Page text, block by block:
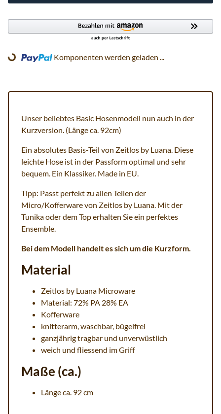
Loading... Komponenten werden geladen ...
Unser beliebtes Basic Hosenmodell nun auch in der
Kurzversion. (Länge ca. 92cm)
Ein absolutes Basis-Teil von Zeitlos by Luana. Diese
leichte Hose ist in der Passform optimal und sehr
bequem. Ein Klassiker. Made in EU.
Tipp: Passt perfekt zu allen Teilen der
Micro/Kofferware von Zeitlos by Luana. Mit der
Tunika oder dem Top erhalten Sie ein perfektes
Ensemble.
Bei dem Modell handelt es sich um die Kurzform.
Material
Zeitlos by Luana Microware
Material: 72% PA 28% EA
Kofferware
knitterarm, waschbar, bügelfrei
ganzjährig tragbar und unverwüstlich
weich und fliessend im Griff
Maße (ca.)
Länge ca. 92 cm